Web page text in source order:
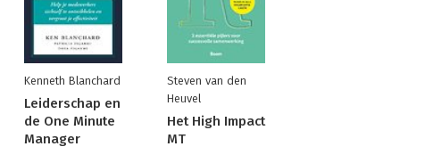
Kenneth Blanchard
Leiderschap en
de One Minute
Manager
Steven van den
Heuvel
Het High Impact
MT